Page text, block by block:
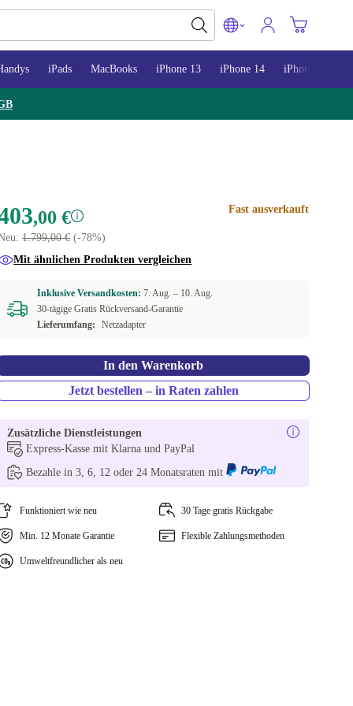
iPads MacBooks iPhone 13 iPhone 14 iPhone 15
,00 €
1.799,00 €(-78%)
Fast ausverkauft
Mit ähnlichen Produkten vergleichen
Inklusive Versandkosten:7. Aug. – 10. Aug.
30-tägige Gratis Rückversand-Garantie
Lieferumfang:
Netzadapter
In den Warenkorb
Jetzt bestellen – in Raten zahlen
Zusätzliche Dienstleistungen
Express-Kasse mit Klarna und PayPal
Bezahle in 3, 6, 12 oder 24 Monatsraten mit
Funktioniert wie neu 30 Tage gratis Rückgabe
Min. 12 Monate Garantie Flexible Zahlungsmethoden
Umweltfreundlicher als neu